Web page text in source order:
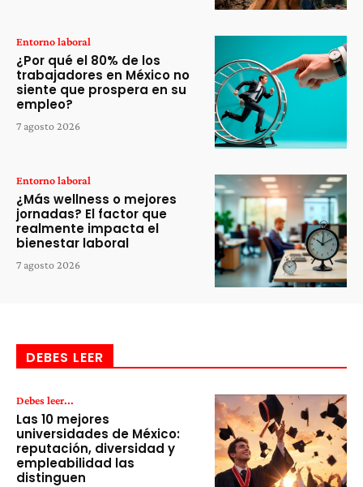
Entorno laboral
¿Por qué el 80% de los
trabajadores en México no
siente que prospera en su
empleo?
7 agosto 2026
Entorno laboral
¿Más wellness o mejores
jornadas? El factor que
realmente impacta el
bienestar laboral
7 agosto 2026
DEBES LEER
Debes leer...
Las 10 mejores
universidades de México:
reputación, diversidad y
empleabilidad las
distinguen